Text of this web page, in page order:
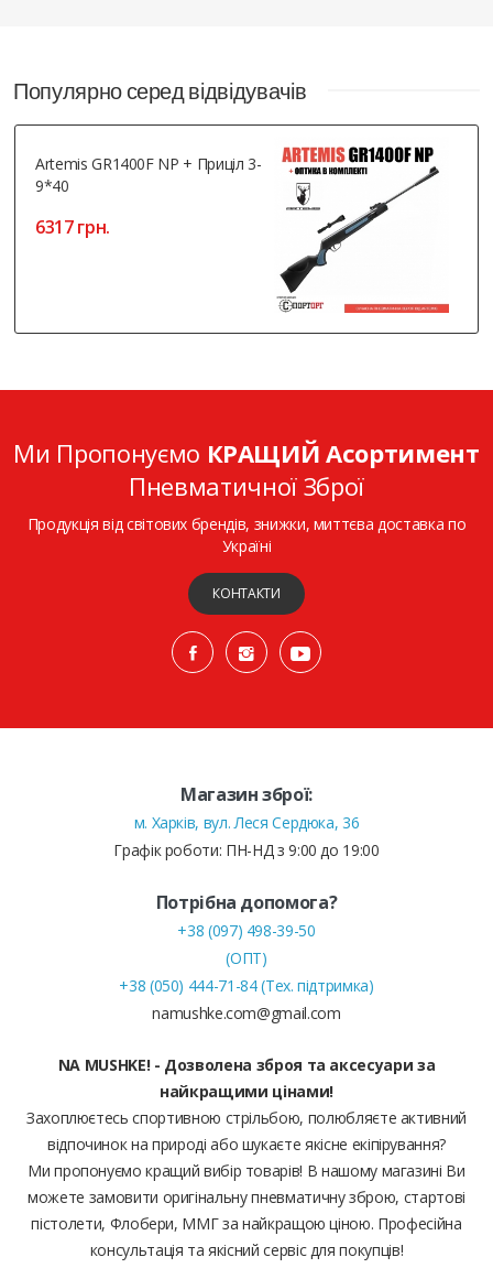
Популярно серед відвідувачів
Artemis GR1400F NP + Приціл 3-
9*40
6317 грн.
Ми Пропонуємо КРАЩИЙ Асортимент
Пневматичної Зброї
Продукція від світових брендів, знижки, миттєва доставка по
Україні
КОНТАКТИ
Магазин зброї:
м. Харків, вул. Леся Сердюка, 36
Графік роботи: ПН-НД з 9:00 до 19:00
Потрібна допомога?
+38 (097) 498-39-50
(ОПТ)
+38 (050) 444-71-84 (Тех. підтримка)
namushke.com@gmail.com
NA MUSHKE! - Дозволена зброя та аксесуари за
найкращими цінами!
Захоплюєтесь спортивною стрільбою, полюбляєте активний
відпочинок на природі або шукаєте якісне екіпірування?
Ми пропонуємо кращий вибір товарів! В нашому магазині Ви
можете замовити оригінальну пневматичну зброю, стартові
пістолети, Флобери, ММГ за найкращою ціною. Професійна
консультація та якісний сервіс для покупців!